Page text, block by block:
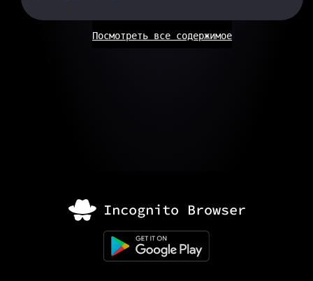
Посмотреть все содержимое